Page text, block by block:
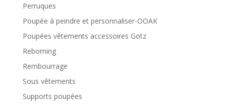
Perruques
Poupée à peindre et personnaliser-OOAK
Poupées vêtements accessoires Gotz
Reborning
Rembourrage
Sous vêtements
Supports poupées